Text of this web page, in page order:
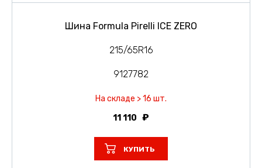
Шина Formula Pirelli ICE ZERO
215/65R16
9127782
На складе > 16 шт.
11 110
КУПИТЬ